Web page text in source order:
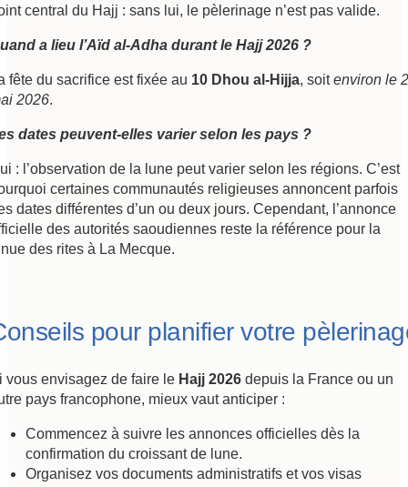
central du Hajj : sans lui, le pèlerinage n’est pas valide.
a lieu l’Aïd al-Adha durant le Hajj 2026 ?
fête du sacrifice est fixée au 10 Dhou al-Hijja, soitenviron le
2026.
dates peuvent-elles varier selon les pays ?
: l’observation de la lune peut varier selon les régions. C’est
certaines communautés religieuses annoncent parfois
dates différentes d’un ou deux jours. Cependant, l’annonce
des autorités saoudiennes reste la référence pour la
des rites à La Mecque.
pour planifier votre
vous envisagez de faire le Hajj 2026 depuis la France ou un
pays francophone, mieux vaut anticiper :
Commencez à suivre les annonces officielles dès la
confirmation du croissant de lune.
Organisez vos documents administratifs et vos visas